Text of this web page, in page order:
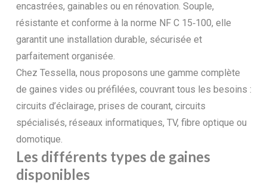
encastrées, gainables ou en rénovation. Souple,
résistante et conforme à la norme NF C 15‑100, elle
garantit une installation durable, sécurisée et
parfaitement organisée.
Chez Tessella, nous proposons une gamme complète
de gaines vides ou préfilées, couvrant tous les besoins :
circuits d’éclairage, prises de courant, circuits
spécialisés, réseaux informatiques, TV, fibre optique ou
domotique.
Les différents types de gaines
disponibles